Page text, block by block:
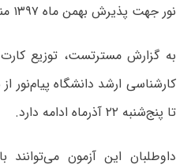
نور جهت پذیرش بهمن ماه ۱۳۹۷ منتشر شد.
به گزارش مسترتست، توزیع
تا پنج‌شنبه ۲۲ آذرماه ادامه دارد.
داوطلبان این‌ آزمون